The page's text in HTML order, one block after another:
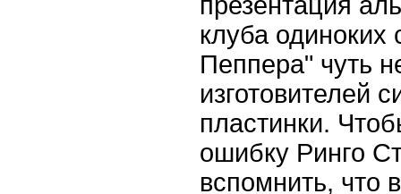
клуба одиноких
Пеппера" чуть
изготовителей
пластинки.
ошибку Ринго
вспомнить, что